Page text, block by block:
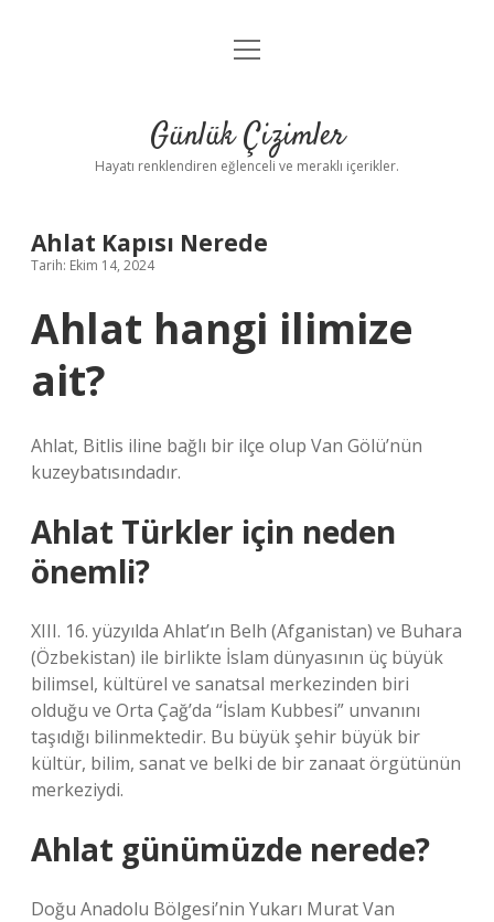
Anasayfa
Yasal Uyarı
menüyü
Günlük Çizimler
Hayatı renklendiren eğlenceli ve meraklı içerikler.
Ahlat Kapısı Nerede
Tarih: Ekim 14, 2024
Ahlat hangi ilimize
ait?
Ahlat, Bitlis iline bağlı bir ilçe olup Van Gölü’nün
kuzeybatısındadır.
Ahlat Türkler için neden
önemli?
XIII. 16. yüzyılda Ahlat’ın Belh (Afganistan) ve Buhara
(Özbekistan) ile birlikte İslam dünyasının üç büyük
bilimsel, kültürel ve sanatsal merkezinden biri
olduğu ve Orta Çağ’da “İslam Kubbesi” unvanını
taşıdığı bilinmektedir. Bu büyük şehir büyük bir
kültür, bilim, sanat ve belki de bir zanaat örgütünün
merkeziydi.
Ahlat günümüzde nerede?
Doğu Anadolu Bölgesi’nin Yukarı Murat Van